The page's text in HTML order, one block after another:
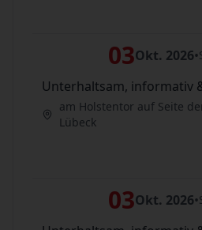
03Okt. 2026•
Unterhaltsam, informativ
am Holstentor auf Seite
Lübeck
03Okt. 2026•